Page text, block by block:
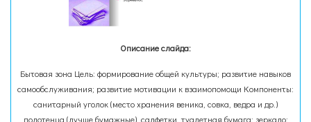
Описание слайда:
Бытовая зона Цель: формирование общей культуры; развитие навыков
самообслуживания; развитие мотивации к взаимопомощи Компоненты:
санитарный уголок (место хранения веника, совка, ведра и др.)
полотенца (лучше бумажные), салфетки, туалетная бумага; зеркало;